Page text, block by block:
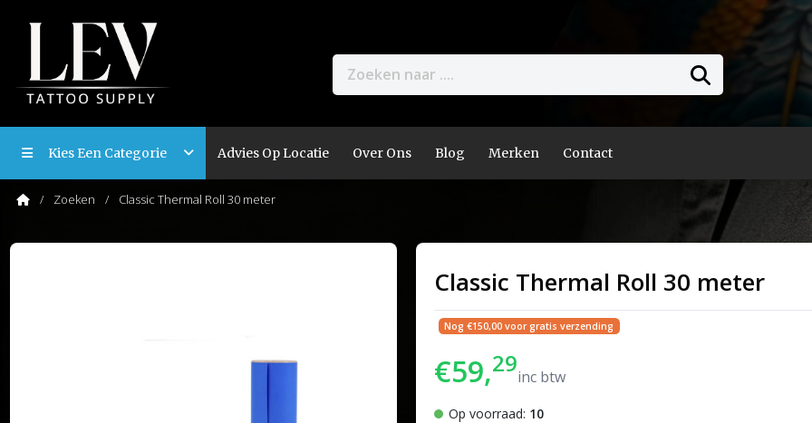
Kies Een Categorie Advies Op Locatie Over Ons Blog Merken Contact
Zoeken Classic Thermal Roll 30 meter
Classic Thermal Roll 30 meter
Nog €150,00 voor gratis verzending
€59,29inc btw
Op voorraad: 10